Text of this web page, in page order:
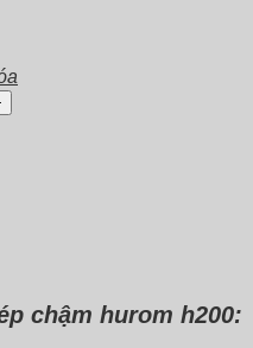
chậm hurom h200: